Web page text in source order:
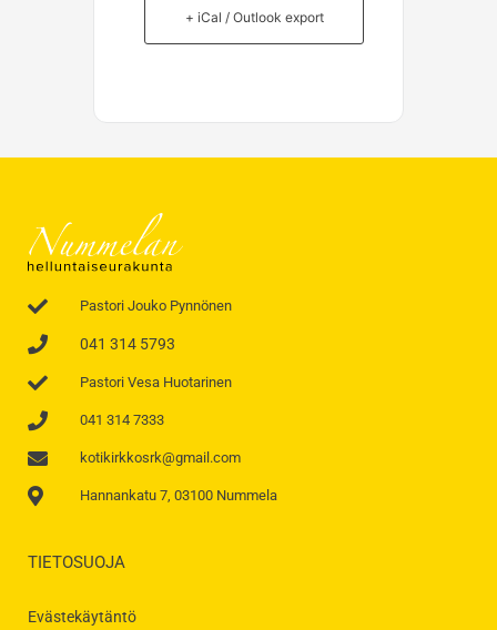
+ iCal / Outlook export
Pastori Jouko Pynnönen
041 314 5793
Pastori Vesa Huotarinen
041 314 7333
kotikirkkosrk@gmail.com
Hannankatu 7, 03100 Nummela
TIETOSUOJA
Evästekäytäntö